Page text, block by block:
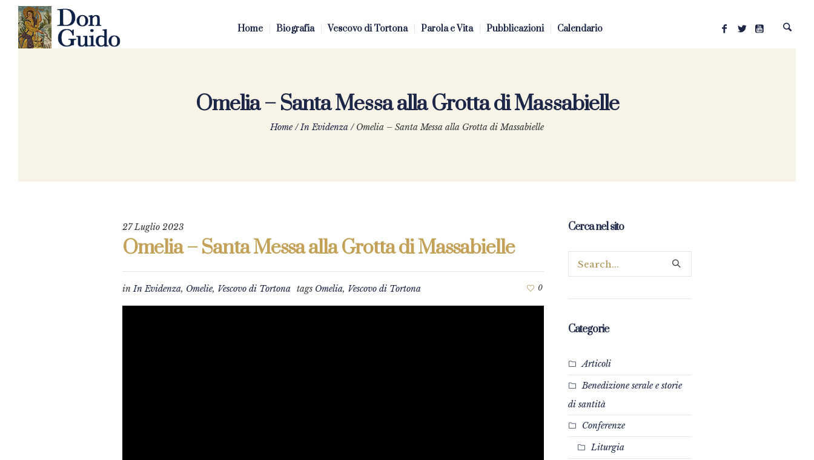
Home Biografia Vescovo di Tortona Parola e Vita Pubblicazioni Calendario
Omelia – Santa Messa alla Grotta di Massabielle
Home /In Evidenza /Omelia – Santa Messa alla Grotta di Massabielle
27 Luglio 2023
Omelia – Santa Messa alla Grotta di Massabielle
inIn Evidenza, Omelie, Vescovo di Tortona tags Omelia, Vescovo di Tortona 0
Cerca nel sito
Categorie
Articoli
Benedizione serale e storie
di santità
Conferenze
Liturgia